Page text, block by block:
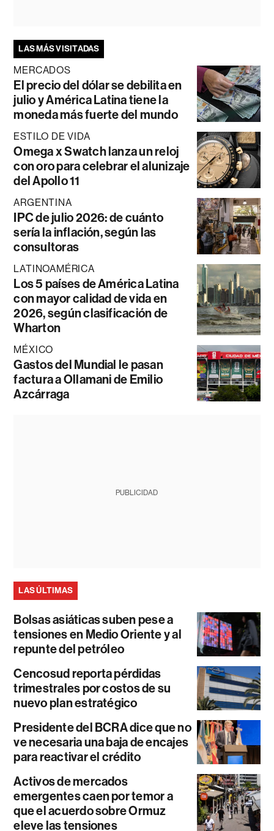
LAS MÁS VISITADAS
MERCADOS
El precio del dólar se debilita en
julio y América Latina tiene la
moneda más fuerte del mundo
ESTILO DE VIDA
Omega x Swatch lanza un reloj
con oro para celebrar el alunizaje
del Apollo 11
ARGENTINA
IPC de julio 2026: de cuánto
sería la inflación, según las
consultoras
LATINOAMÉRICA
Los 5 países de América Latina
con mayor calidad de vida en
2026, según clasificación de
Wharton
MÉXICO
Gastos del Mundial le pasan
factura a Ollamani de Emilio
Azcárraga
PUBLICIDAD
LAS ÚLTIMAS
Bolsas asiáticas suben pese a
tensiones en Medio Oriente y al
repunte del petróleo
Cencosud reporta pérdidas
trimestrales por costos de su
nuevo plan estratégico
Presidente del BCRA dice que no
ve necesaria una baja de encajes
para reactivar el crédito
Activos de mercados
emergentes caen por temor a
que el acuerdo sobre Ormuz
eleve las tensiones